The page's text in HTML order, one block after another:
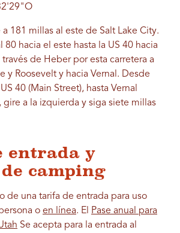
181 millas al este de Salt Lake City.
80 hacia el este hasta la US 40 hacia
de Heber por esta carretera a
y Roosevelt y hacia Vernal. Desde
40 (Main Street), hasta Vernal
gire a la izquierda y siga siete millas
entrada y
camping
de una tarifa de entrada para uso
o en línea. El Pase anual para
Se acepta para la entrada al